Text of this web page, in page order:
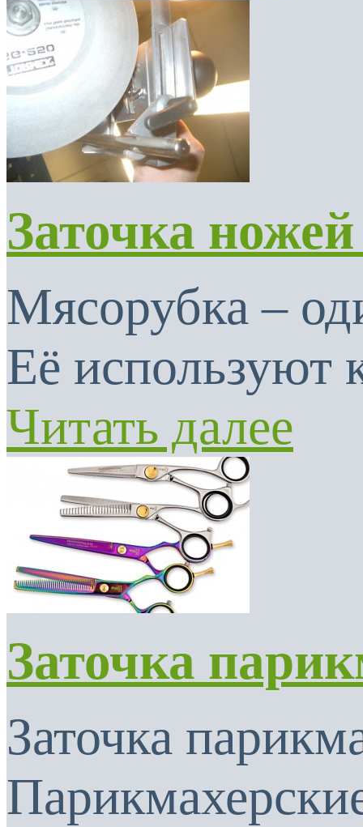
Заточка
Мясорубка –
Её используют
Читать далее
Заточка
Заточка